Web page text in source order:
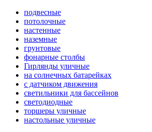
подвесные
потолочные
настенные
наземные
грунтовые
фонарные столбы
Гирлянды уличные
на солнечных батарейках
с датчиком движения
светильники для бассейнов
светодиодные
торшеры уличные
настольные уличные